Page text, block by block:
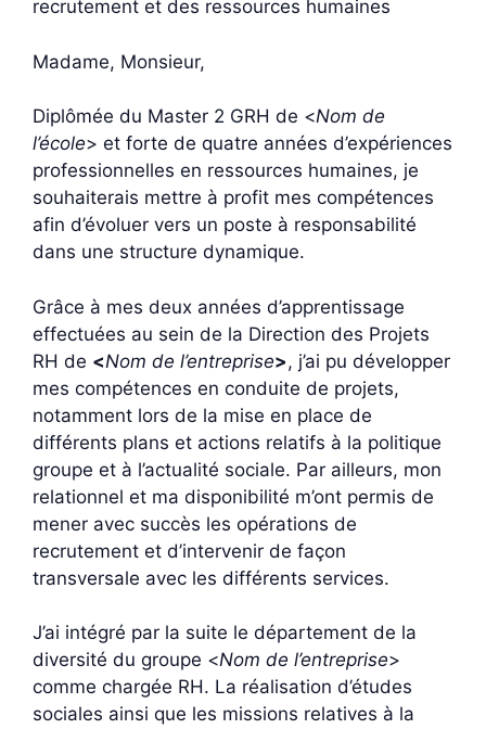
recrutement et des ressources humaines
Madame, Monsieur,
Diplômée du Master 2 GRH de <Nom de
l’école> et forte de quatre années d’expériences
professionnelles en ressources humaines, je
souhaiterais mettre à profit mes compétences
afin d’évoluer vers un poste à responsabilité
dans une structure dynamique.
Grâce à mes deux années d’apprentissage
effectuées au sein de la Direction des Projets
RH de <Nom de l’entreprise>, j’ai pu développer
mes compétences en conduite de projets,
notamment lors de la mise en place de
différents plans et actions relatifs à la politique
groupe et à l’actualité sociale. Par ailleurs, mon
relationnel et ma disponibilité m’ont permis de
mener avec succès les opérations de
recrutement et d’intervenir de façon
transversale avec les différents services.
J’ai intégré par la suite le département de la
diversité du groupe <Nom de l’entreprise>
comme chargée RH. La réalisation d’études
sociales ainsi que les missions relatives à la